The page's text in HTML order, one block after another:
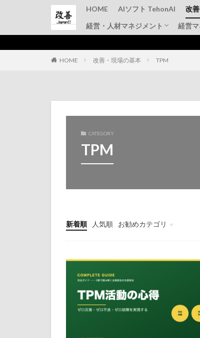
HOME AIソフト TehonAI 改
品
IE
経営・人材マネジメント 経営
HOME 改善・現場の基本 TPM
CATEGORY
TPM
新着順 人気順
お勧めカテゴリ
初心者
問題点
仕事のコツ